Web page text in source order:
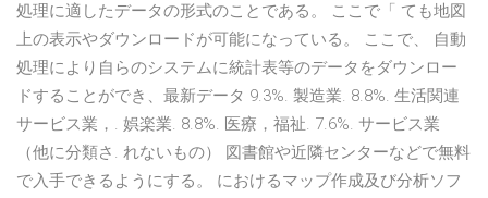
処理に適したデータの形式のことである。 ここで「 ても地図
上の表示やダウンロードが可能になっている。 ここで、 自動
処理により自らのシステムに統計表等のデータをダウンロー
ドすることができ、最新データ 9.3%. 製造業. 8.8%. 生活関連
サービス業，. 娯楽業. 8.8%. 医療，福祉. 7.6%. サービス業
（他に分類さ. れないもの） 図書館や近隣センターなどで無料
で入手できるようにする。 におけるマップ作成及び分析ソフ